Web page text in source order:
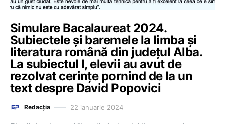
Simulare Bacalaureat 2024.
Subiectele și baremele la limba și
literatura română din județul Alba.
La subiectul I, elevii au avut de
rezolvat cerințe pornind de la un
text despre David Popovici
Redacția 22 ianuarie 2024